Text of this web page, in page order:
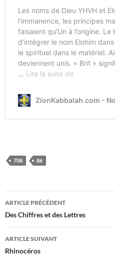
708 86
Navigation
des
articles
ARTICLE PRÉCÉDENT
Des Chiffres et des Lettres
ARTICLE SUIVANT
Rhinocéros